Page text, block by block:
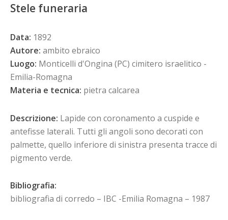
Stele funeraria
Data: 1892
Autore: ambito ebraico
Luogo: Monticelli d'Ongina (PC) cimitero israelitico -
Emilia-Romagna
Materia e tecnica: pietra calcarea
Descrizione: Lapide con coronamento a cuspide e
antefisse laterali. Tutti gli angoli sono decorati con
palmette, quello inferiore di sinistra presenta tracce di
pigmento verde.
Bibliografia:
bibliografia di corredo – IBC -Emilia Romagna – 1987